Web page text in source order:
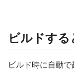
ビルドする
ビルド時に自動